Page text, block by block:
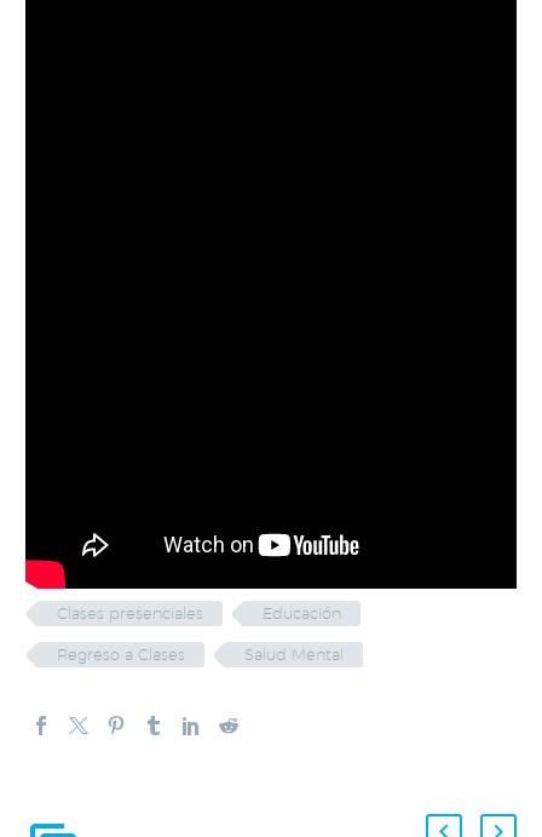
Clases presenciales Educación
Regreso a Clases Salud Mental